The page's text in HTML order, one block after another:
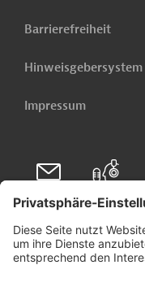
Barrierefreiheit
Hinweisgebersystem
Impressum
Folgen Sie uns auf